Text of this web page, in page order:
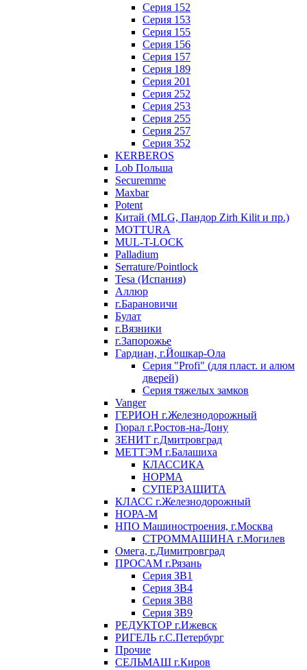
Серия 152
Серия 153
Серия 155
Серия 156
Серия 157
Серия 189
Серия 201
Серия 252
Серия 253
Серия 255
Серия 257
Серия 352
KERBEROS
Lob Польша
Securemme
Maxbar
Potent
Китай (MLG, Пандор Zirh Kilit и пр.)
MOTTURA
MUL-T-LOCK
Palladium
Serrature/Pointlock
Tesa (Испания)
Аллюр
г.Барановичи
Булат
г.Вязники
г.Запорожье
Гардиан, г.Йошкар-Ола
Серия "Profi" (для пласт. и алюм
дверей)
Серия тяжелых замков
Vanger
ГЕРИОН г.Железнодорожный
Гюрал г.Ростов-на-Дону
ЗЕНИТ г.Дмитровград
МЕТТЭМ г.Балашиха
КЛАССИКА
НОРМА
СУПЕРЗАЩИТА
КЛАСС г.Железнодорожный
НОРА-М
НПО Машиностроения, г.Москва
СТРОММАШИНА г.Могилев
Омега, г.Димитровград
ПРОСАМ г.Рязань
Серия ЗВ1
Серия ЗВ4
Серия ЗВ8
Серия ЗВ9
РЕДУКТОР г.Ижевск
РИГЕЛЬ г.С.Петербург
Прочие
СЕЛЬМАШ г.Киров